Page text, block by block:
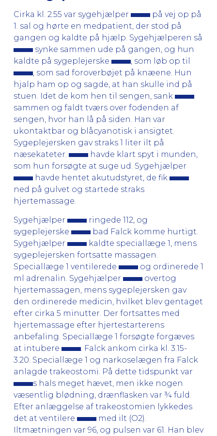
Cirka kl. 2.55 var sygehjælper
på vej op på
1. sal og hørte en medpatient, der stod på
gangen og kaldte på hjælp. Sygehjælperen så
synke sammen ude på gangen, og hun
kaldte på sygeplejerske
, som løb op til
, som sad foroverbøjet på knæene. Hun
hjalp ham op og sagde, at han skulle ind på
stuen. Idet de kom hen til sengen, sank
sammen og faldt tværs over fodenden af
sengen, hvor han lå på siden. Han var
ukontaktbar og blåcyanotisk i ansigtet.
Sygeplejersken gav straks 1 liter ilt på
næsekateter.
havde klart spyt i munden,
som hun forsøgte at suge ud. Sygehjælper
havde hentet akutudstyret, de fik
ned på gulvet og startede straks
hjertemassage.
Sygehjælper
ringede 112, og
sygeplejerske
bad Falck komme hurtigt.
Sygehjælper
kaldte speciallæge 1, mens
sygeplejersken fortsatte massagen.
Speciallæge 1 ventilerede
og ordinerede 1
ml adrenalin. Sygehjælper
overtog
hjertemassagen, mens sygeplejersken gav
den ordinerede medicin, hvilket blev gentaget
efter cirka 5 minutter. Der fortsattes med
hjertemassage efter hjertestarterens
anbefaling. Speciallæge 1 forsøgte forgæves
at intubere
. Falck ankom cirka kl. 3.15-
3.20. Speciallæge 1 og narkoselægen fra Falck
anlagde trakeostomi. På dette tidspunkt var
s hals meget hævet, men ikke nogen
væsentlig blødning, drænflasken var ¾ fuld.
Efter anlæggelse af trakeostomien lykkedes
det at ventilere
med ilt (O2).
Iltmætningen var 96, og pulsen var 61. Han blev